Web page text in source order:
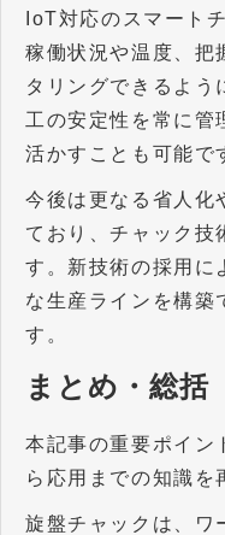
IoT対応のスマート
稼働状況や温度、把
タリングできるよう
工の安定性を常に管
活かすことも可能で
今後は更なる省人化
ており、チャック技
す。新技術の採用に
な生産ラインを構築
す。
まとめ・総括
本記事の重要ポイン
ら応用までの知識を
旋盤チャックは、ワ